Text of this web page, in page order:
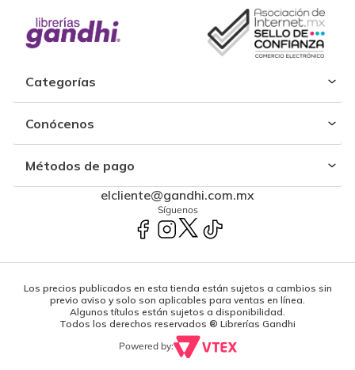
Categorías
Conócenos
Métodos de pago
elcliente@gandhi.com.mx
Síguenos
Los precios publicados en esta tienda están sujetos a cambios sin
previo aviso y solo son aplicables para ventas en línea.
Algunos títulos están sujetos a disponibilidad.
Todos los derechos reservados ® Librerías Gandhi
Powered by: